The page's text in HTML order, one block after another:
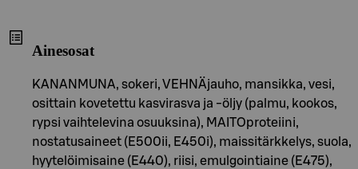
Ainesosat
KANANMUNA, sokeri, VEHNÄjauho, mansikka, vesi,
osittain kovetettu kasvirasva ja -öljy (palmu, kookos,
rypsi vaihtelevina osuuksina), MAITOproteiini,
nostatusaineet (E500ii, E450i), maissitärkkelys, suola,
hyytelöimisaine (E440), riisi, emulgointiaine (E475),